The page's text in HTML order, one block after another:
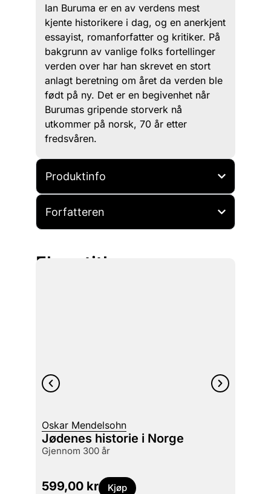
Ian Buruma er en av verdens mest
kjente historikere i dag, og en anerkjent
essayist, romanforfatter og kritiker. På
bakgrunn av vanlige folks fortellinger
verden over har han skrevet en stort
anlagt beretning om året da verden ble
født på ny. Det er en begivenhet når
Burumas gripende storverk nå
utkommer på norsk, 70 år etter
fredsvåren.
Produktinfo
Forfatteren
Flere titler
Oskar Mendelsohn
Jødenes historie i Norge
gjennom 300 år
599,00 kr Kjøp